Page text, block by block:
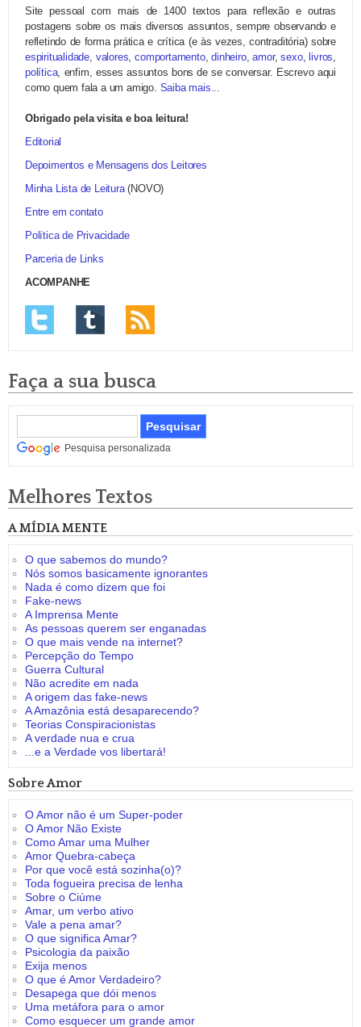
Site pessoal com mais de 1400 textos para reflexão e outras
postagens sobre os mais diversos assuntos, sempre observando e
refletindo de forma prática e crítica (e às vezes, contraditória) sobre
espiritualidade, valores,comportamento,dinheiro,amor,sexo, livros,
política, enfim, esses assuntos bons de se conversar. Escrevo aqui
como quem fala a um amigo. Saiba mais...
Obrigado pela visita e boa leitura!
Editorial
Depoimentos e Mensagens dos Leitores
Minha Lista de Leitura(NOVO)
Entre em contato
Política de Privacidade
Parceria de Links
ACOMPANHE
Faça a sua busca
Pesquisa personalizada
Melhores Textos
A MÍDIA MENTE
O que sabemos do mundo?
Nós somos basicamente ignorantes
Nada é como dizem que foi
Fake-news
A Imprensa Mente
As pessoas querem ser enganadas
O que mais vende na internet?
Percepção do Tempo
Guerra Cultural
Não acredite em nada
A origem das fake-news
A Amazônia está desaparecendo?
Teorias Conspiracionistas
A verdade nua e crua
...e a Verdade vos libertará!
Sobre Amor
O Amor não é um Super-poder
O Amor Não Existe
Como Amar uma Mulher
Amor Quebra-cabeça
Por que você está sozinha(o)?
Toda fogueira precisa de lenha
Sobre o Ciúme
Amar, um verbo ativo
Vale a pena amar?
O que significa Amar?
Psicologia da paixão
Exija menos
O que é Amor Verdadeiro?
Desapega que dói menos
Uma metáfora para o amor
Como esquecer um grande amor